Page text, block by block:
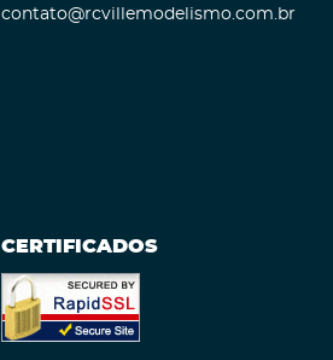
contato@rcvillemodelismo.com.br
CERTIFICADOS